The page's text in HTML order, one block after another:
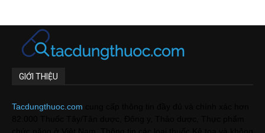
GIỚI THIỆU
Tacdungthuoc.com